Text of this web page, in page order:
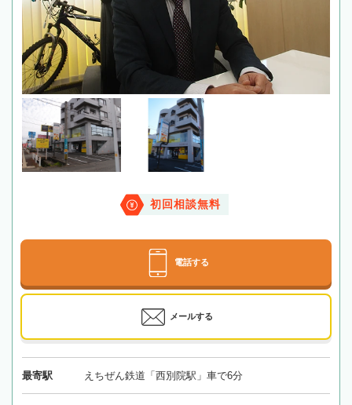
初回相談無料
電話する
メールする
最寄駅 えちぜん鉄道「西別院駅」車で6分